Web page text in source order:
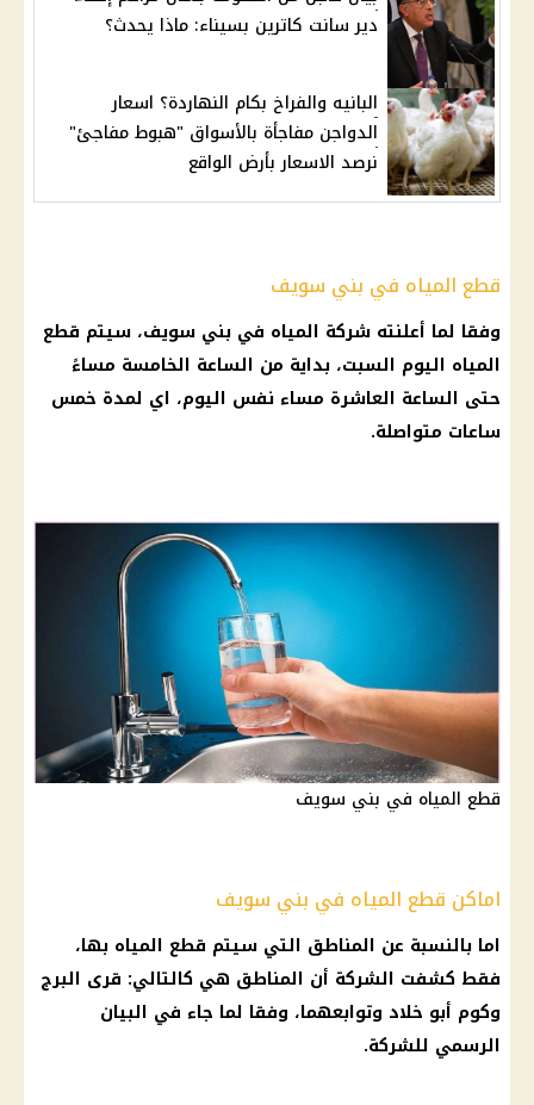
دير سانت كاترين بسيناء: ماذا يحدث؟
البانيه والفراخ بكام النهاردة؟ اسعار
الدواجن مفاجأة بالأسواق "هبوط مفاجئ"
نرصد الاسعار بأرض الواقع
قطع المياه في بني سويف
وفقا لما أعلنته شركة المياه في بني سويف، سيتم قطع
المياه اليوم السبت، بداية من الساعة الخامسة مساءً
حتى الساعة العاشرة مساء نفس اليوم، اي لمدة خمس
ساعات متواصلة.
قطع المياه في بني سويف
اماكن قطع المياه في بني سويف
اما بالنسبة عن المناطق التي سيتم قطع المياه بها،
فقط كشفت الشركة أن المناطق هي كالتالي: قرى البرج
وكوم أبو خلاد وتوابعهما، وفقا لما جاء في البيان
الرسمي للشركة.